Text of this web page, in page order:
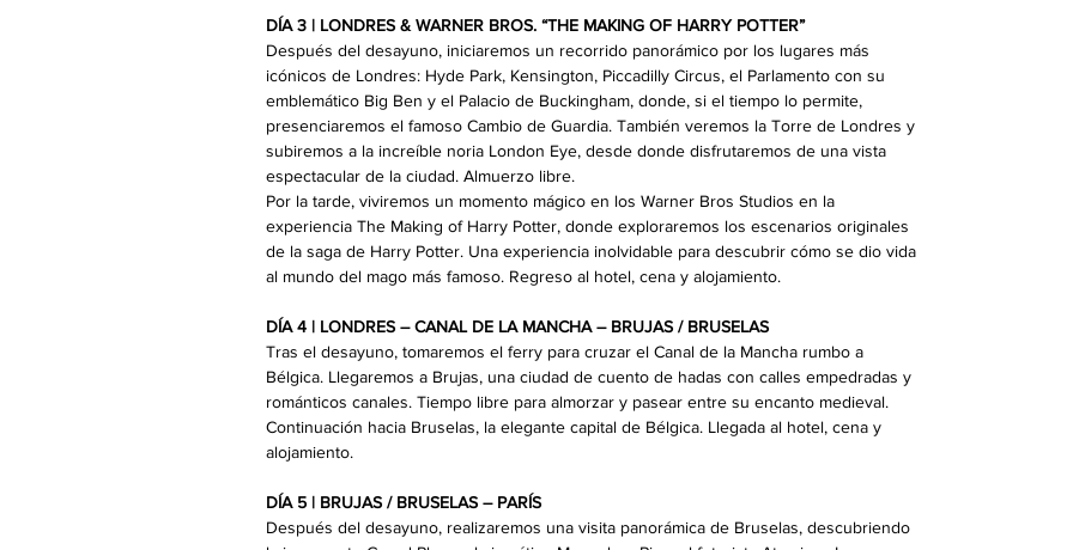
DÍA 3 | LONDRES & WARNER BROS. “THE MAKING OF HARRY POTTER”
Después del desayuno, iniciaremos un recorrido panorámico por los lugares más
icónicos de Londres: Hyde Park, Kensington, Piccadilly Circus, el Parlamento con su
emblemático Big Ben y el Palacio de Buckingham, donde, si el tiempo lo permite,
presenciaremos el famoso Cambio de Guardia. También veremos la Torre de Londres y
subiremos a la increíble noria London Eye, desde donde disfrutaremos de una vista
espectacular de la ciudad. Almuerzo libre.
Por la tarde, viviremos un momento mágico en los Warner Bros Studios en la
experiencia The Making of Harry Potter, donde exploraremos los escenarios originales
de la saga de Harry Potter. Una experiencia inolvidable para descubrir cómo se dio vida
al mundo del mago más famoso. Regreso al hotel, cena y alojamiento.
DÍA 4 | LONDRES – CANAL DE LA MANCHA – BRUJAS / BRUSELAS
Tras el desayuno, tomaremos el ferry para cruzar el Canal de la Mancha rumbo a
Bélgica. Llegaremos a Brujas, una ciudad de cuento de hadas con calles empedradas y
románticos canales. Tiempo libre para almorzar y pasear entre su encanto medieval.
Continuación hacia Bruselas, la elegante capital de Bélgica. Llegada al hotel, cena y
alojamiento.
DÍA 5 | BRUJAS / BRUSELAS – PARÍS
Después del desayuno, realizaremos una visita panorámica de Bruselas, descubriendo